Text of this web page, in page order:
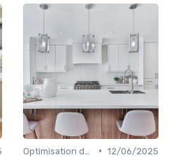
• 12/06/2025